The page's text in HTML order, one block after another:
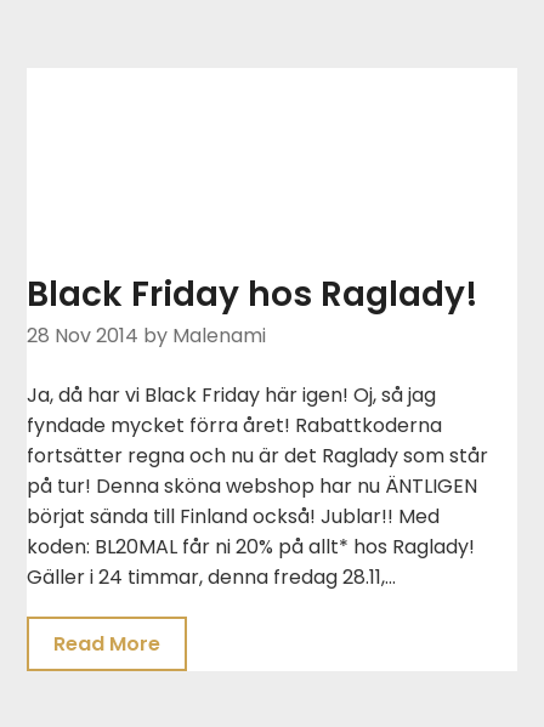
Black Friday hos Raglady!
28 Nov 2014 by Malenami
Ja, då har vi Black Friday här igen! Oj, så jag
fyndade mycket förra året! Rabattkoderna
fortsätter regna och nu är det Raglady som står
på tur! Denna sköna webshop har nu ÄNTLIGEN
börjat sända till Finland också! Jublar!! Med
koden: BL20MAL får ni 20% på allt* hos Raglady!
Gäller i 24 timmar, denna fredag 28.11,…
Read More